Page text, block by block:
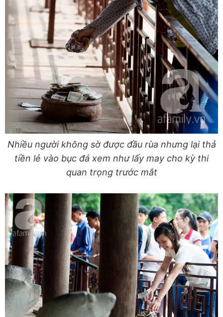
Nhiều người không sờ được đầu rùa nhưng lại thả
tiền lẻ vào bục đá xem như lấy may cho kỳ thi
quan trọng trước mắt